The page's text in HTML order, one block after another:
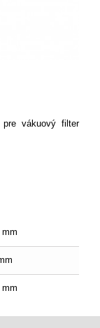
vákuový filter
mm
mm